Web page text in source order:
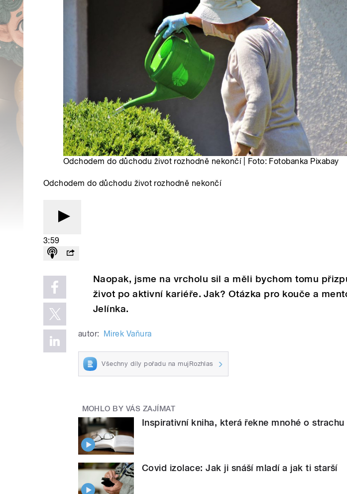
Odchodem do důchodu život rozhodně nekončí | Foto: Fotobanka Pixabay
Odchodem do důchodu život rozhodně nekončí
3:59
Naopak, jsme na vrcholu sil a měli bychom tomu
život po aktivní kariéře. Jak? Otázka pro kouče a
Jelínka.
autor: Mirek Vaňura
Všechny díly pořadu na mujRozhlas
MOHLO BY VÁS ZAJÍMAT
Inspirativní kniha, která řekne mnohé o strachu
Covid izolace: Jak ji snáší mladí a jak ti starší